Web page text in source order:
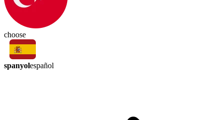
choose
spanyolespañol